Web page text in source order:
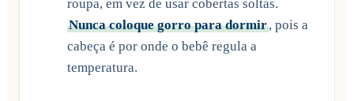
roupa, em vez de usar cobertas soltas.
Nunca coloque gorro para dormir, pois a
cabeça é por onde o bebê regula a
temperatura.